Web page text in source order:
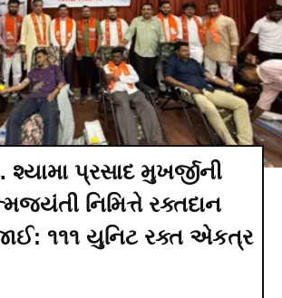
શ્યામા પ્રસાદ મુખર્જીની
નિમિત્તે રક્તદાન
૧૧૧ યુનિટ રક્ત એકત્ર